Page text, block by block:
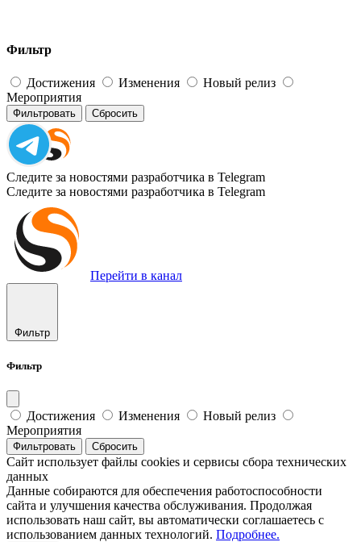
Фильтр
Достижения Изменения
Новый релиз
Мероприятия
Фильтровать Сбросить
Следите за новостями разработчика в Telegram
Следите за новостями разработчика в Telegram
Перейти в канал
Фильтр
Фильтр
Достижения Изменения
Новый релиз
Мероприятия
Фильтровать Сбросить
Сайт использует файлы cookies и сервисы сбора технических
данных
Данные собираются для обеспечения работоспособности
сайта и улучшения качества обслуживания. Продолжая
использовать наш сайт, вы автоматически соглашаетесь с
использованием данных технологий. Подробнее.